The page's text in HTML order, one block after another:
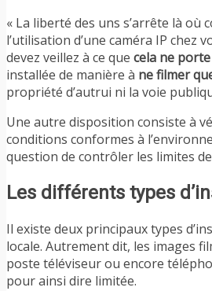
« La liberté des uns s’arrête là où
l’utilisation d’une caméra IP chez
devez veillez à ce que cela ne
installée de manière à ne filmer
propriété d’autrui ni la voie
Une autre disposition consiste à
conditions conformes à
question de contrôler les limites
Les différents types
Il existe deux principaux types
locale. Autrement dit, les images
poste téléviseur ou encore
pour ainsi dire limitée.